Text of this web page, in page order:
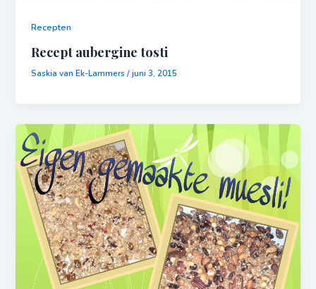
Recepten
Recept aubergine tosti
Saskia van Ek-Lammers/juni 3, 2015